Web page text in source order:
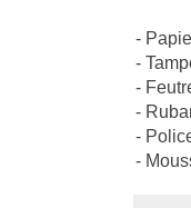
-
-
-
-
-
-